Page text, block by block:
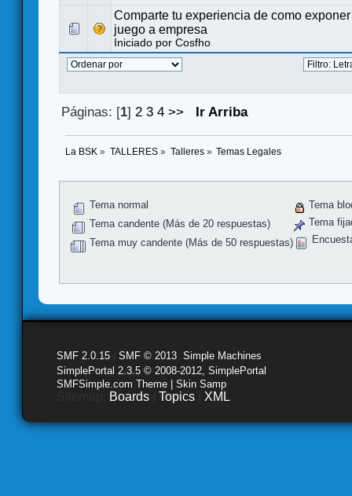
Comparte tu experiencia de como
juego a empresa
Iniciado por Cosfho
Páginas: [1] 2 3 4 >> Ir Arriba
La BSK » TALLERES» Talleres» Temas Legales
Tema normal
Tema candente (Más de 20 respuestas)
Tema muy candente (Más de 50 respuestas)
Tema
Tema
SMF 2.0.15 SMF © 2013 Simple Machines
SimplePortal 2.3.5 © 2008-2012, SimplePortal
SMFSimple.com Theme | Skin Samp
Boards Topics XML